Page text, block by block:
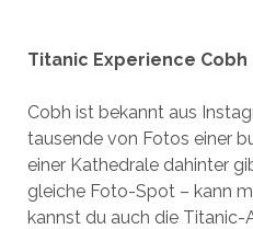
Titanic Experience Cobh
Cobh ist bekannt aus
tausende von Fotos einer
einer Kathedrale dahinter
gleiche Foto-Spot – kann
kannst du auch die Titanic-